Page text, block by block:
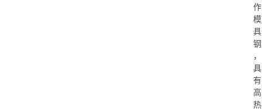
作
模
具
钢
，
具
有
高
热